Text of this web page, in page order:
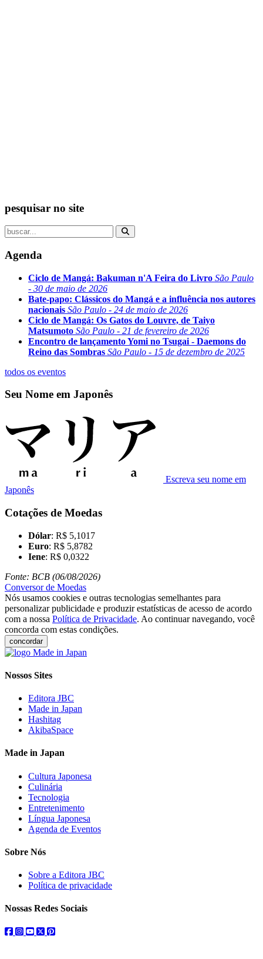
pesquisar no site
Agenda
Ciclo de Mangá: Bakuman n'A Feira do Livro São Paulo
- 30 de maio de 2026
Bate-papo: Clássicos do Mangá e a influência nos autores
nacionais São Paulo - 24 de maio de 2026
Ciclo de Mangá: Os Gatos do Louvre, de Taiyo
Matsumoto São Paulo - 21 de fevereiro de 2026
Encontro de lançamento Yomi no Tsugai - Daemons do
Reino das Sombras São Paulo - 15 de dezembro de 2025
todos os eventos
Seu Nome em Japonês
Escreva seu nome em
Japonês
Cotações de Moedas
Dólar: R$ 5,1017
Euro: R$ 5,8782
Iene: R$ 0,0322
Fonte: BCB (06/08/2026)
Conversor de Moedas
Nós usamos cookies e outras tecnologias semelhantes para
personalizar publicidade e produzir estatísticas de acesso de acordo
com a nossa Política de Privacidade. Ao continuar navegando, você
concorda com estas condições.
concordar
Nossos Sites
Editora JBC
Made in Japan
Hashitag
AkibaSpace
Made in Japan
Cultura Japonesa
Culinária
Tecnologia
Entretenimento
Língua Japonesa
Agenda de Eventos
Sobre Nós
Sobre a Editora JBC
Política de privacidade
Nossas Redes Sociais
facebook
instagram
youtube
twitterpinterest